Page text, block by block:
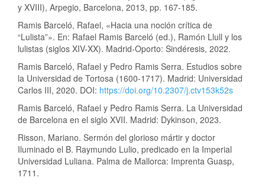
y XVIII), Arpegio, Barcelona, 2013, pp. 167-185.
Ramis Barceló, Rafael, «Hacia una noción crítica de
“Lulista”». En: Rafael Ramis Barceló (ed.), Ramón Llull y los
lulistas (siglos XIV-XX). Madrid-Oporto: Sindéresis, 2022.
Ramis Barceló, Rafael y Pedro Ramis Serra. Estudios sobre
la Universidad de Tortosa (1600-1717). Madrid: Universidad
Carlos III, 2020. DOI: https://doi.org/10.2307/j.ctv153k52s
Ramis Barceló, Rafael y Pedro Ramis Serra. La Universidad
de Barcelona en el siglo XVII. Madrid: Dykinson, 2023.
Risson, Mariano. Sermón del glorioso mártir y doctor
Iluminado el B. Raymundo Lulio, predicado en la Imperial
Universidad Luliana. Palma de Mallorca: Imprenta Guasp,
1711.